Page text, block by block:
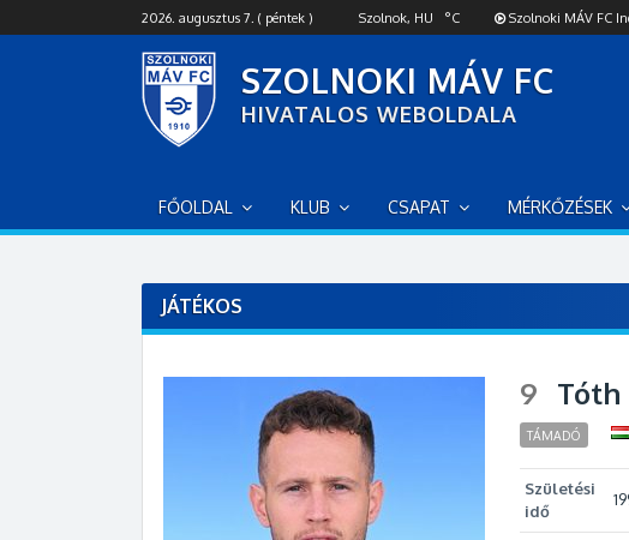
k
t
2026. augusztus 7. ( péntek ) Szolnok, HU °C Szolnoki MÁV FC
SZOLNOKI MÁV FC
HIVATALOS WEBOLDALA
FŐOLDAL KLUB CSAPAT MÉRKŐZÉSEK
JÁTÉKOS
9 Tóth
TÁMADÓ
Születési
idő